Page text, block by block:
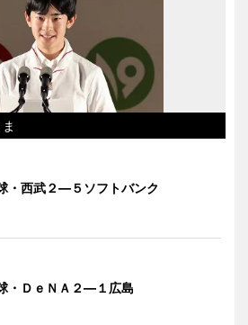
・西武２―５ソフトバンク
・ＤｅＮＡ２―１広島